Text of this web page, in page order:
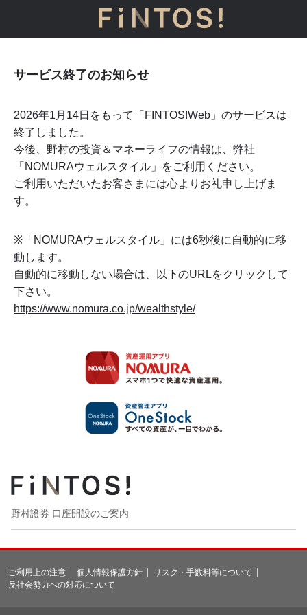
サービス終了のお知らせ
2026年1月14日をもって「FINTOS!Web」のサービスは
終了しました。
今後、野村の投資＆マネーライフの情報は、弊社
「NOMURAウェルスタイル」をご利用ください。
ご利用いただいたお客さまには心よりお礼申し上げま
す。
※「NOMURAウェルスタイル」には6秒後に自動的に移
動します。
自動的に移動しない場合は、以下のURLをクリックして
下さい。
https://www.nomura.co.jp/wealthstyle/
野村證券 口座開設のご案内
ご利用上の注意 個人情報保護方針
リスク・手数料等について
反社会勢力への対応について